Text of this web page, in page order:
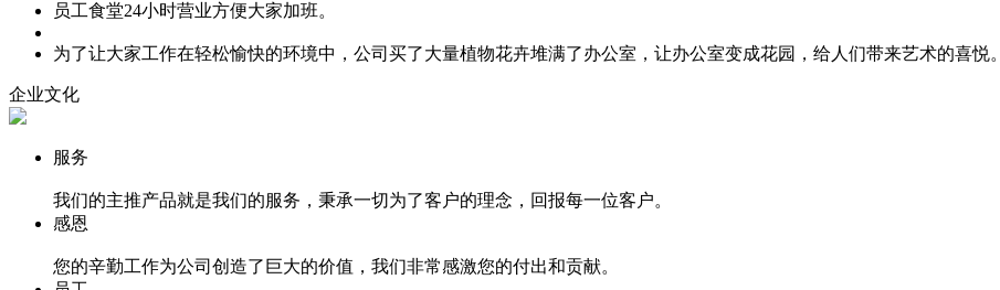
员工食堂24小时营业方便大家加班。
为了让大家工作在轻松愉快的环境中，公司买了大量植物花卉堆满了办公室，让办公室变成花园，给人们带来艺术的喜悦。
企业文化
服务
我们的主推产品就是我们的服务，秉承一切为了客户的理念，回报每一位客户。
感恩
您的辛勤工作为公司创造了巨大的价值，我们非常感激您的付出和贡献。